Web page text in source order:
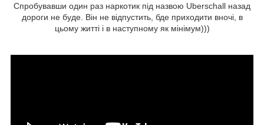
Спробувавши один раз наркотик під назвою Uberschall назад
дороги не буде. Він не відпустить, бде приходити вночі, в
цьому житті і в наступному як мінімум)))